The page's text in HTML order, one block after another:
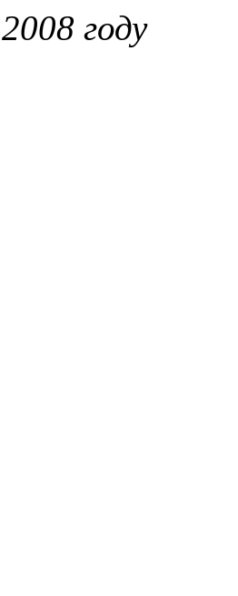
году